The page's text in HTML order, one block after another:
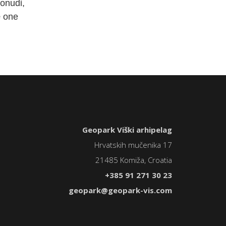
one
Geopark Viški arhipelag
Hrvatskih mučenika 17
21485 Komiža, Croatia
+385 91 271 30 23
geopark@geopark-vis.com